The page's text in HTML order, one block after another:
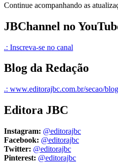
Continue acompanhando as
JBChannel no
.: Inscreva-se no canal
Blog da Redação
.: www.editorajbc.com.br/secao/blog
Editora JBC
Instagram: @editorajbc
Facebook: @editorajbc
Twitter: @editorajbc
Pinterest: @editorajbc